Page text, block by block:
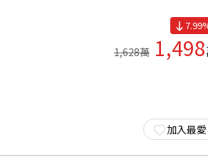
7.99
1,628萬 1,498
加入最愛